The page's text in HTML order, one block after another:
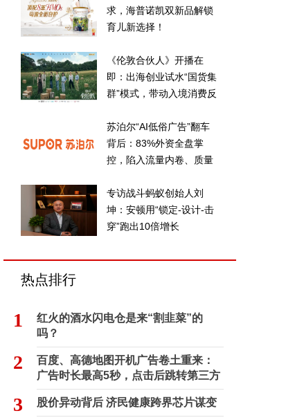
求，海普诺凯双新品解锁
育儿新选择！
《伦敦合伙人》开播在
即：出海创业试水“国货集
群”模式，带动入境消费反
苏泊尔“AI低俗广告”翻车
背后：83%外资全盘掌
控，陷入流量内卷、质量
专访战斗蚂蚁创始人刘
坤：安顿用“锁定-设计-击
穿”跑出10倍增长
热点排行
1
红火的酒水闪电仓是来“割韭菜”的
吗？
2
百度、高德地图开机广告卷土重来：
广告时长最高5秒，点击后跳转第三方
3 股价异动背后 济民健康跨界芯片谋变